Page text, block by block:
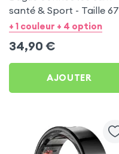
santé & Sport - Taille 67
Argent
+ 1 couleur + 4 option
34,90 €
AJOUTER